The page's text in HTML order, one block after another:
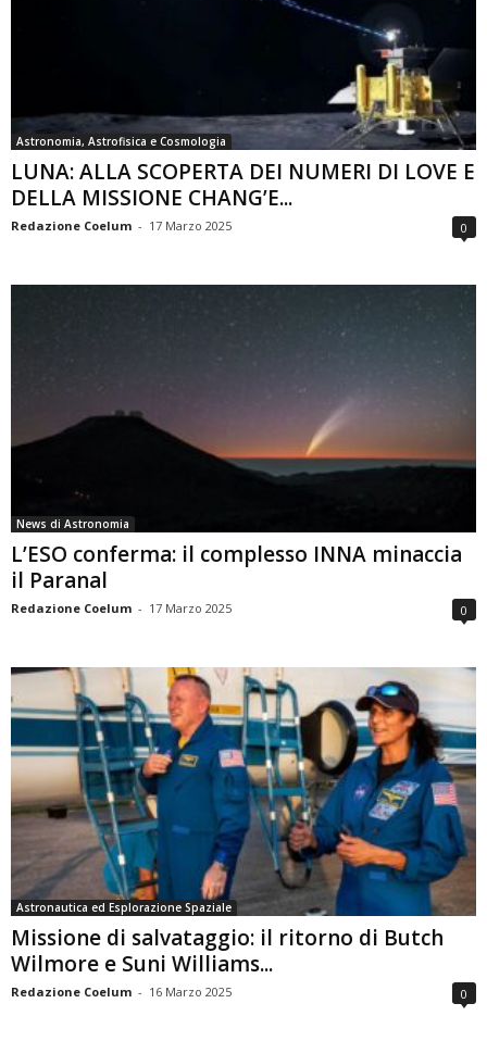
Astronomia, Astrofisica e Cosmologia
LUNA: ALLA SCOPERTA DEI NUMERI DI LOVE E
DELLA MISSIONE CHANG’E...
Redazione Coelum - 17 Marzo 2025 0
News di Astronomia
L’ESO conferma: il complesso INNA minaccia
il Paranal
Redazione Coelum - 17 Marzo 2025 0
Astronautica ed Esplorazione Spaziale
Missione di salvataggio: il ritorno di Butch
Wilmore e Suni Williams...
Redazione Coelum - 16 Marzo 2025 0